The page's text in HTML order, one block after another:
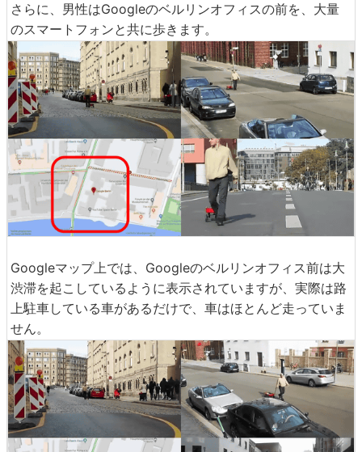
さらに、男性はGoogleのベルリンオフィスの前を、大量
のスマートフォンと共に歩きます。
Googleマップ上では、Googleのベルリンオフィス前は大
渋滞を起こしているように表示されていますが、実際は路
上駐車している車があるだけで、車はほとんど走っていま
せん。